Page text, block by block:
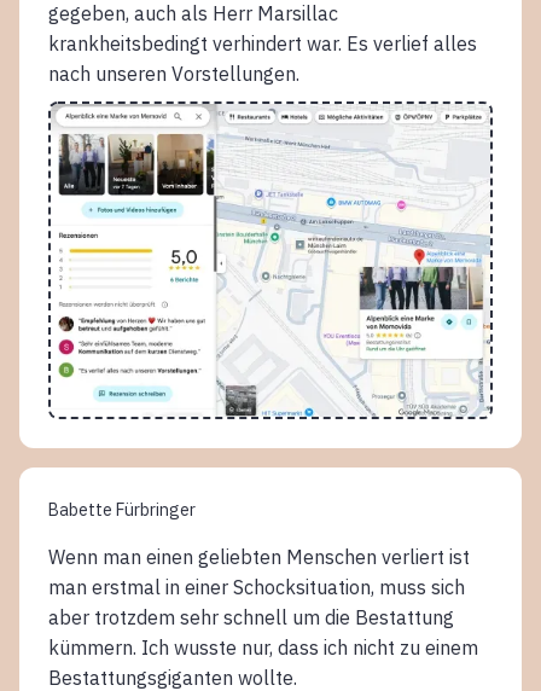
gegeben, auch als Herr Marsillac
krankheitsbedingt verhindert war. Es verlief alles
nach unseren Vorstellungen.
Babette Fürbringer
Wenn man einen geliebten Menschen verliert ist
man erstmal in einer Schocksituation, muss sich
aber trotzdem sehr schnell um die Bestattung
kümmern. Ich wusste nur, dass ich nicht zu einem
Bestattungsgiganten wollte.